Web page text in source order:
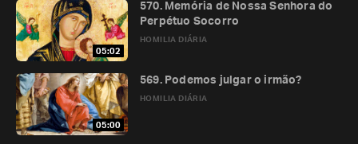
05:02
HOMILIA DIÁRIA
570. Memória de Nossa Senhora do
Perpétuo Socorro
05:00
HOMILIA DIÁRIA
569. Podemos julgar o irmão?